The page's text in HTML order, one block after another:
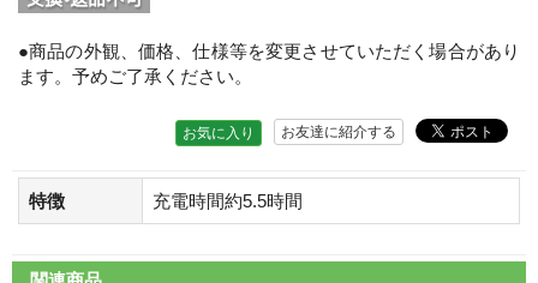
●商品の外観、価格、仕様等を変更させていただく場合があり
ます。予めご了承ください。
お友達に紹介する
お気に入り
特徴 充電時間約5.5時間